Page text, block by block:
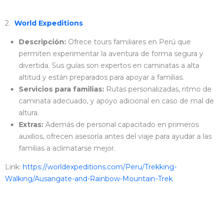
2. World Expeditions
Descripción: Ofrece tours familiares en Perú que
permiten experimentar la aventura de forma segura y
divertida. Sus guías son expertos en caminatas a alta
altitud y están preparados para apoyar a familias.
Servicios para familias: Rutas personalizadas, ritmo de
caminata adecuado, y apoyo adicional en caso de mal de
altura.
Extras: Además de personal capacitado en primeros
auxilios, ofrecen asesoría antes del viaje para ayudar a las
familias a aclimatarse mejor.
Link: https://worldexpeditions.com/Peru/Trekking-
Walking/Ausangate-and-Rainbow-Mountain-Trek